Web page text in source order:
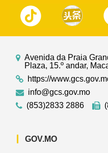
Avenida da Praia
Plaza, 15.º andar,
https://
info@gcs.gov.mo
(853)2833 2886
GOV.MO